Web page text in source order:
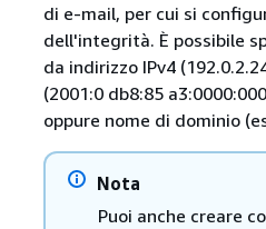
di e-mail, per cui si
dell'integrità. È possibile
da indirizzo IPv4
(2001:0 db8:85
oppure nome di dominio
Nota
Puoi anche creare